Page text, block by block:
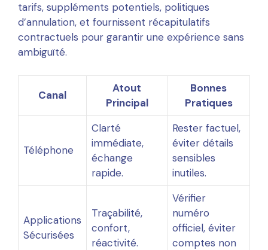
tarifs, suppléments potentiels, politiques
d’annulation, et fournissent récapitulatifs
contractuels pour garantir une expérience sans
ambiguïté.
Canal
Atout
Principal
Bonnes
Pratiques
Téléphone
Clarté
immédiate,
échange
rapide.
Rester factuel,
éviter détails
sensibles
inutiles.
Applications
Sécurisées
Traçabilité,
confort,
réactivité.
Vérifier
numéro
officiel, éviter
comptes non